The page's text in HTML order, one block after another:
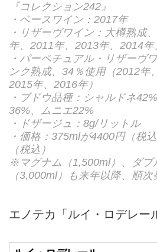
『コレクション242』
・ベースワイン：2017年
・リザーヴワイン：大樽熟成
年、2011年、2013年、2014年
・パーペチュアル・リザーヴ
ンク熟成、34％使用（2012年
2015年、2016年）
・ブドウ品種：シャルドネ
36%、ムニエ22%
・ドザージュ：8g/リットル
・価格：375mlが4400円（税
（税込）
※マグナム（1,500ml）、ダブ
（3,000ml）も来年以降、順
エノテカ「ルイ・ロデレー